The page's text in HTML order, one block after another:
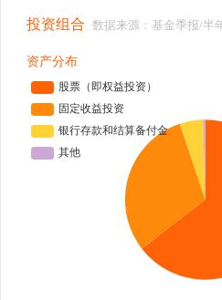
投资组合 数据来源：基金季报/半
资产分布